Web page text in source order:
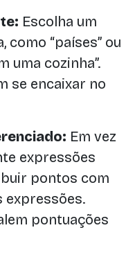
Escolha um
como “países” ou
uma cozinha”.
se encaixar no
Em vez
expressões
pontos com
expressões.
pontuações